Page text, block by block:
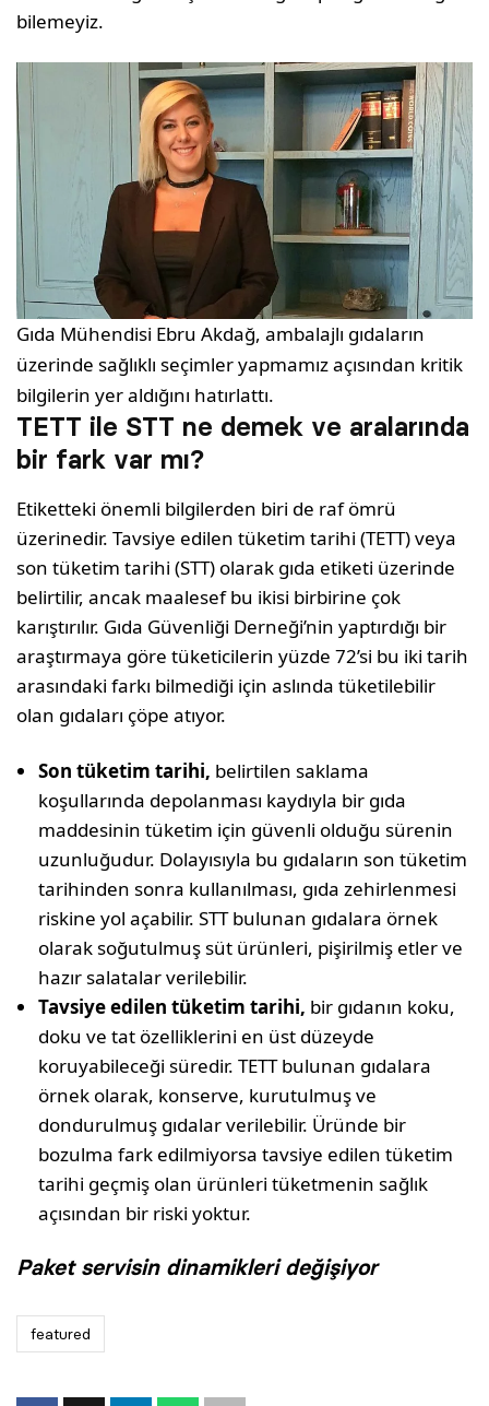
bilemeyiz.
Gıda Mühendisi Ebru Akdağ, ambalajlı gıdaların
üzerinde sağlıklı seçimler yapmamız açısından kritik
bilgilerin yer aldığını hatırlattı.
TETT ile STT ne demek ve aralarında
bir fark var mı?
Etiketteki önemli bilgilerden biri de raf ömrü
üzerinedir. Tavsiye edilen tüketim tarihi (TETT) veya
son tüketim tarihi (STT) olarak gıda etiketi üzerinde
belirtilir, ancak maalesef bu ikisi birbirine çok
karıştırılır. Gıda Güvenliği Derneği’nin yaptırdığı bir
araştırmaya göre tüketicilerin yüzde 72’si bu iki tarih
arasındaki farkı bilmediği için aslında tüketilebilir
olan gıdaları çöpe atıyor.
Son tüketim tarihi, belirtilen saklama
koşullarında depolanması kaydıyla bir gıda
maddesinin tüketim için güvenli olduğu sürenin
uzunluğudur. Dolayısıyla bu gıdaların son tüketim
tarihinden sonra kullanılması, gıda zehirlenmesi
riskine yol açabilir. STT bulunan gıdalara örnek
olarak soğutulmuş süt ürünleri, pişirilmiş etler ve
hazır salatalar verilebilir.
Tavsiye edilen tüketim tarihi, bir gıdanın koku,
doku ve tat özelliklerini en üst düzeyde
koruyabileceği süredir. TETT bulunan gıdalara
örnek olarak, konserve, kurutulmuş ve
dondurulmuş gıdalar verilebilir. Üründe bir
bozulma fark edilmiyorsa tavsiye edilen tüketim
tarihi geçmiş olan ürünleri tüketmenin sağlık
açısından bir riski yoktur.
Paket servisin dinamikleri değişiyor
featured